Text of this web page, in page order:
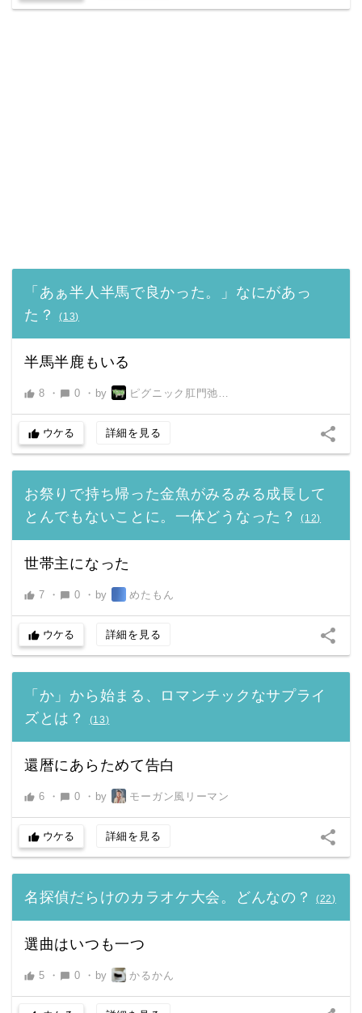
「あぁ半人半馬で良かった。」なにがあっ
た？
(13)
半馬半鹿もいる
thumb_up 8 ・ chat_bubble 0 ・ by ピグニック肛門弛緩男
thumb_up ウケる 詳細を見る share
お祭りで持ち帰った金魚がみるみる成長して
とんでもないことに。一体どうなった？
(12)
世帯主になった
thumb_up 7 ・ chat_bubble 0 ・ by めたもん
thumb_up ウケる 詳細を見る share
「か」から始まる、ロマンチックなサプライ
ズとは？
(13)
還暦にあらためて告白
thumb_up 6 ・ chat_bubble 0 ・ by モーガン風リーマン
thumb_up ウケる 詳細を見る share
名探偵だらけのカラオケ大会。どんなの？ (22)
選曲はいつも一つ
thumb_up 5 ・ chat_bubble 0 ・ by かるかん